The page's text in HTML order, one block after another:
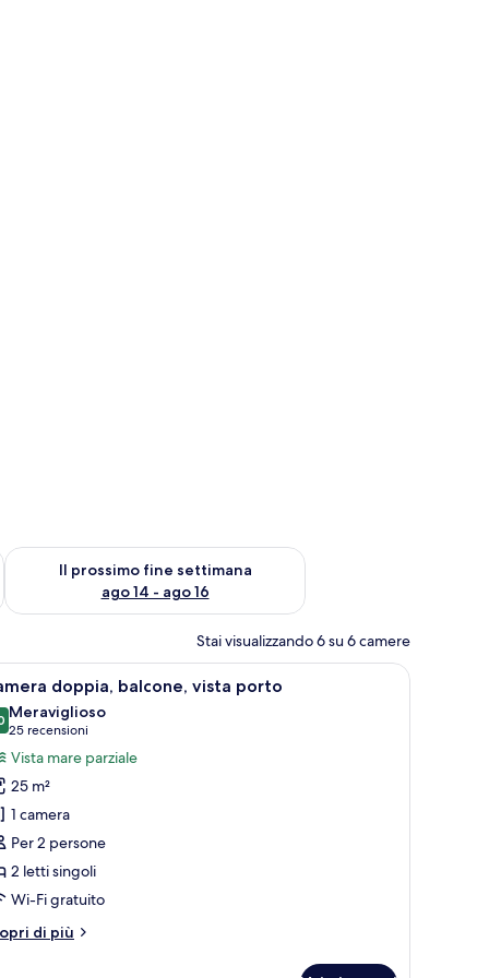
ago 7 - ago 9
Il prossimo fine settimana
ago 14 - ago 16
Verifica la disponibilità per il prossimo fine settimana, ago 14
Stai visualizzando 6 su 6 camere
scrivania, una sedia, un armadio e una televisione.Un balcone con sedie e un tavolo bianchi,
8 doppia, balcone, vista porto
su 10
Meraviglioso
25 recensioni
(25
recensioni)
Vista mare parziale
25 m²
1 camera
Per 2 persone
2 letti singoli
Wi-Fi gratuito
di più